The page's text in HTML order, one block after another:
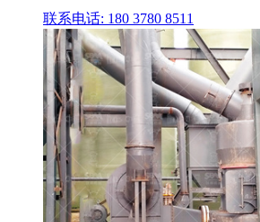
联系电话: 180 3780 8511